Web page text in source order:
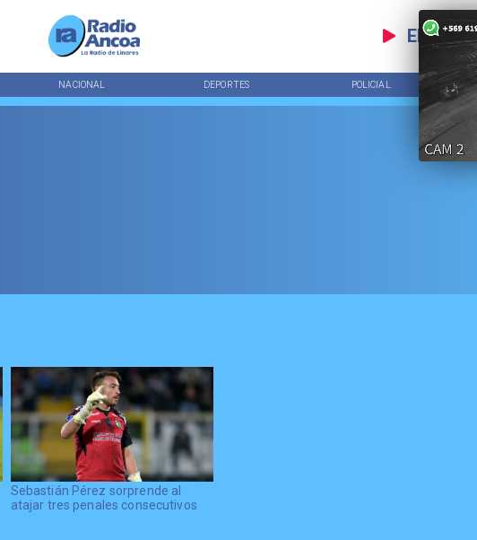
EN VIVO
NACIONAL DEPORTES POLICIAL
Sebastián Pérez sorprende al
atajar tres penales consecutivos